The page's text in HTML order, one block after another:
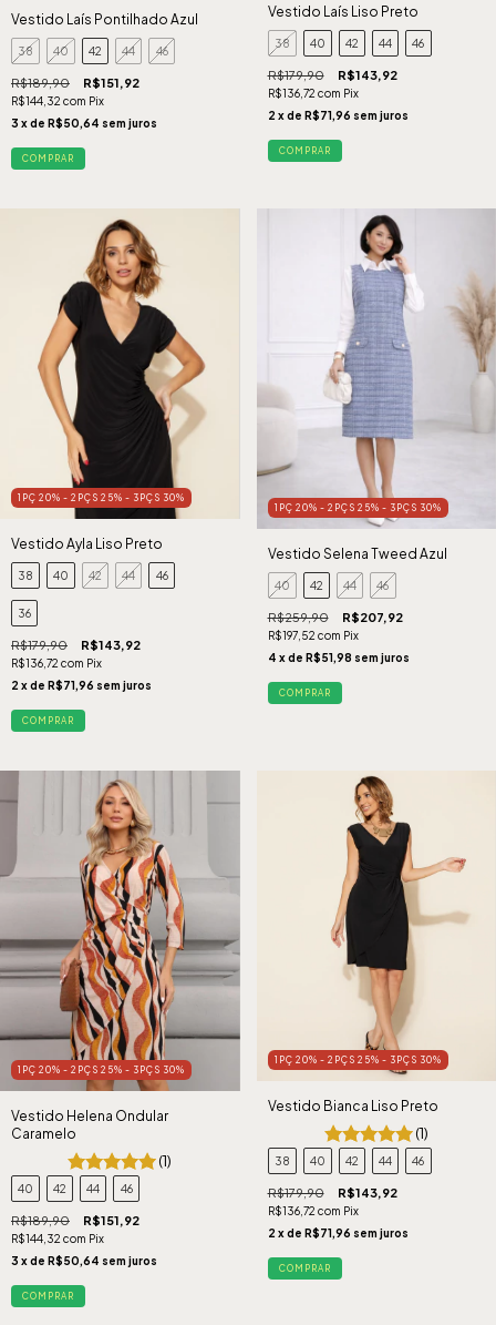
Vestido Laís Pontilhado Azul
38 40 42 44 46
R$189,90 R$151,92
R$144,32 com Pix
3 x de R$50,64 sem juros
COMPRAR
Vestido Laís Liso Preto
38 40 42 44 46
R$179,90 R$143,92
R$136,72 com Pix
2 x de R$71,96 sem juros
COMPRAR
1PÇ 20% - 2PÇS 25% - 3PÇS 30%
Vestido Ayla Liso Preto
38 40 42 44 46
36
R$179,90 R$143,92
R$136,72 com Pix
2 x de R$71,96 sem juros
COMPRAR
1PÇ 20% - 2PÇS 25% - 3PÇS 30%
Vestido Selena Tweed Azul
40 42 44 46
R$259,90 R$207,92
R$197,52 com Pix
4 x de R$51,98 sem juros
COMPRAR
1PÇ 20% - 2PÇS 25% - 3PÇS 30%
Vestido Helena Ondular
Caramelo
(1)
40 42 44 46
R$189,90 R$151,92
R$144,32 com Pix
3 x de R$50,64 sem juros
COMPRAR
1PÇ 20% - 2PÇS 25% - 3PÇS 30%
Vestido Bianca Liso Preto
(1)
38 40 42 44 46
R$179,90 R$143,92
R$136,72 com Pix
2 x de R$71,96 sem juros
COMPRAR